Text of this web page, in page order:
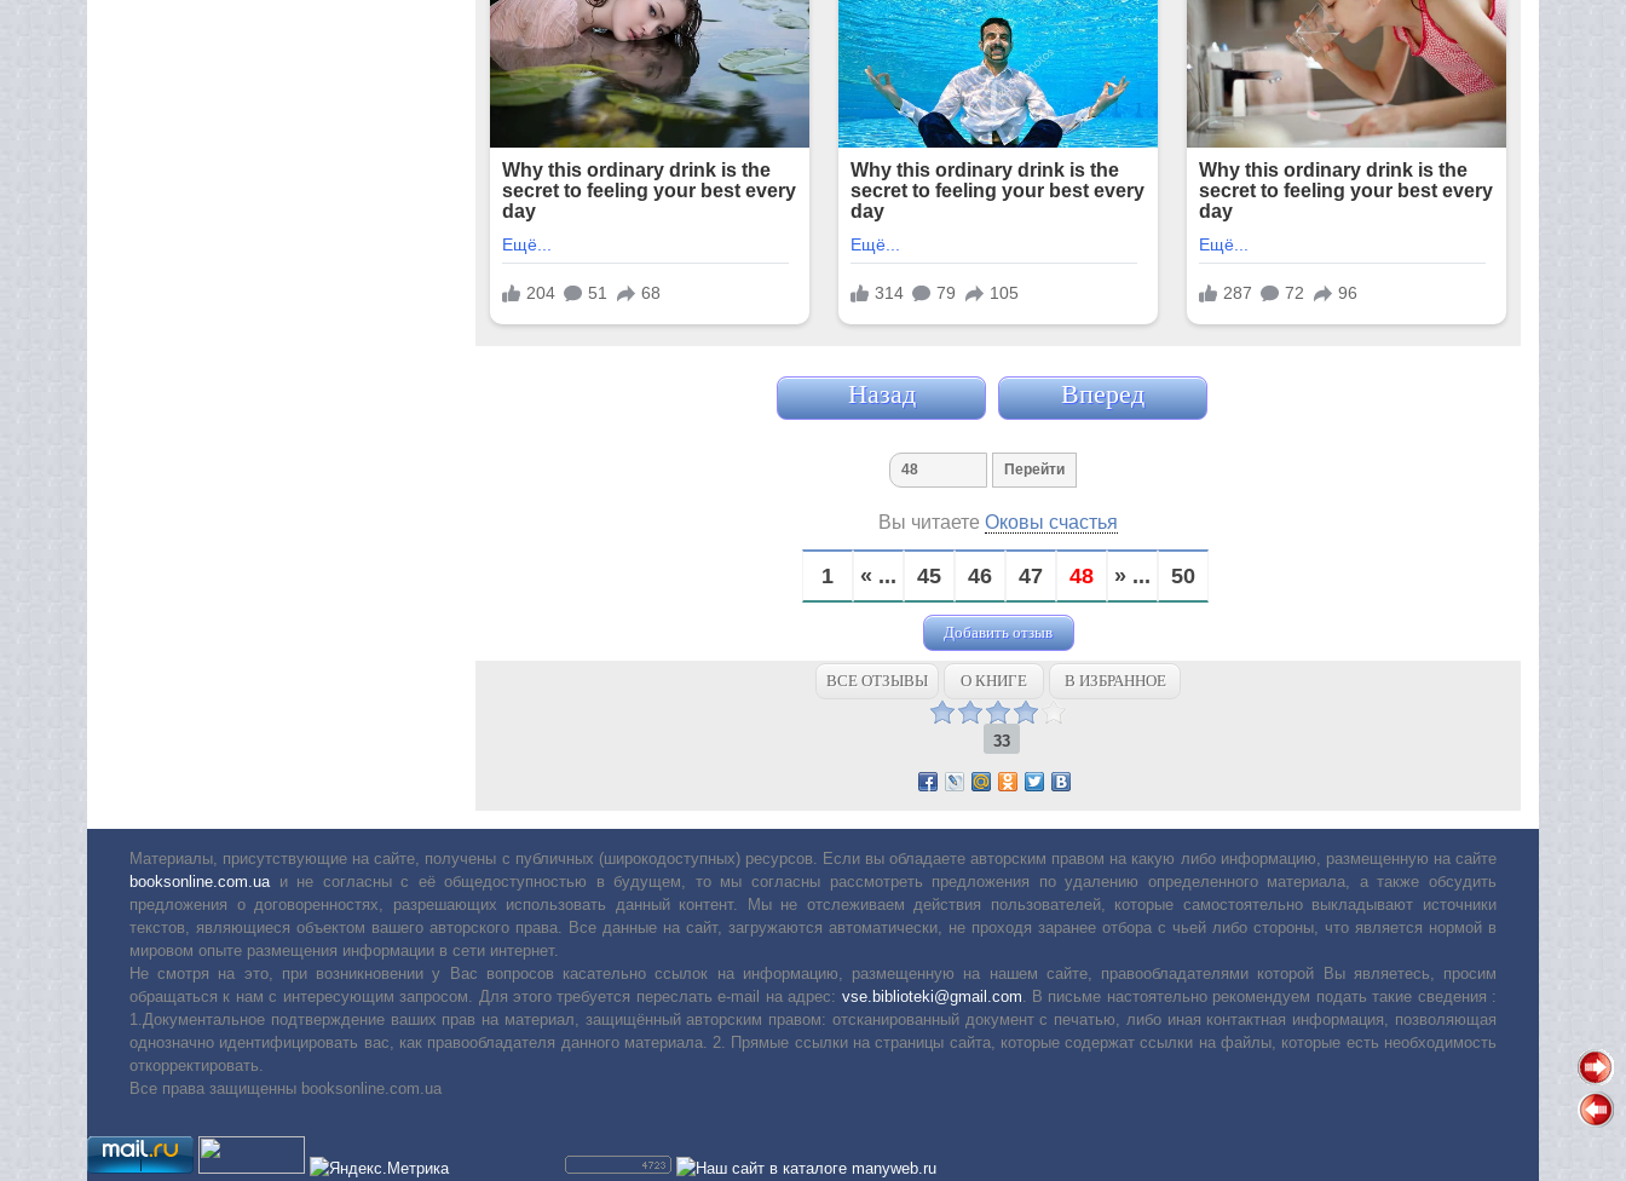
Назад Вперед
Вы читаете Оковы счастья
1 « ... 45 46 47 48 » ... 50
Добавить отзыв
ВСЕ ОТЗЫВЫ О КНИГЕ В ИЗБРАННОЕ
33
Материалы, присутствующие на сайте, получены с публичных (широкодоступных) ресурсов. Если вы обладаете авторским правом на какую либо информацию, размещенную на сайте
booksonline.com.ua и не согласны с её общедоступностью в будущем, то мы согласны рассмотреть предложения по удалению определенного материала, а также обсудить
предложения о договоренностях, разрешающих использовать данный контент. Мы не отслеживаем действия пользователей, которые самостоятельно выкладывают источники
текстов, являющиеся объектом вашего авторского права. Все данные на сайт, загружаются автоматически, не проходя заранее отбора с чьей либо стороны, что является нормой в
мировом опыте размещения информации в сети интернет.
Не смотря на это, при возникновении у Вас вопросов касательно ссылок на информацию, размещенную на нашем сайте, правообладателями которой Вы являетесь, просим
обращаться к нам с интересующим запросом. Для этого требуется переслать е-mail на адрес: vse.biblioteki@gmail.com . В письме настоятельно рекомендуем подать такие сведения :
1.Документальное подтверждение ваших прав на материал, защищённый авторским правом: отсканированный документ с печатью, либо иная контактная информация, позволяющая
однозначно идентифицировать вас, как правообладателя данного материала. 2. Прямые ссылки на страницы сайта, которые содержат ссылки на файлы, которые есть необходимость
откорректировать.
Все права защищенны booksonline.com.ua